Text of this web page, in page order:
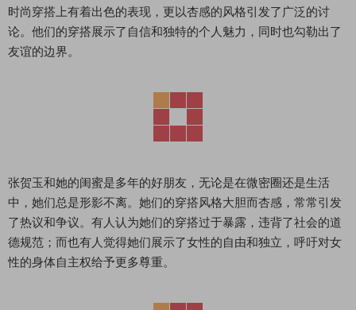
时尚穿搭上有着出色的表现，更以杏感的风格引发了广泛的讨
论。他们的穿搭展示了自信和独特的个人魅力，同时也勾勒出了
友谊的边界。
张贺玉和她的闺蜜是多年的好朋友，无论是在微密圈还是生活
中，她们总是形影不离。她们的穿搭风格大胆而杏感，常常引发
了热议和争议。有人认为她们的穿搭过于暴露，违背了社会的道
德规范；而也有人觉得她们展示了女性的自由和独立，呼吁对女
性的身体自主权给予更多尊重。